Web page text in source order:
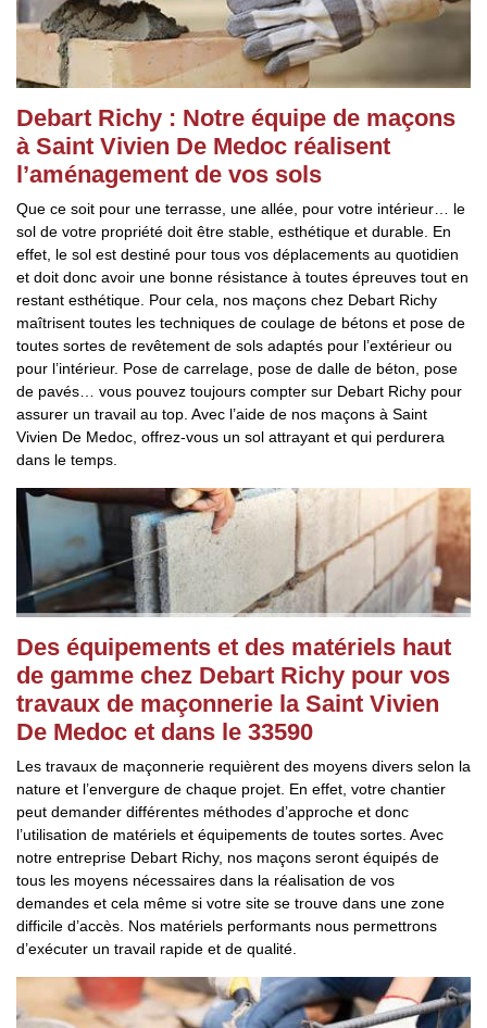
Debart Richy : Notre équipe de maçons
à Saint Vivien De Medoc réalisent
l’aménagement de vos sols
Que ce soit pour une terrasse, une allée, pour votre intérieur… le
sol de votre propriété doit être stable, esthétique et durable. En
effet, le sol est destiné pour tous vos déplacements au quotidien
et doit donc avoir une bonne résistance à toutes épreuves tout en
restant esthétique. Pour cela, nos maçons chez Debart Richy
maîtrisent toutes les techniques de coulage de bétons et pose de
toutes sortes de revêtement de sols adaptés pour l’extérieur ou
pour l’intérieur. Pose de carrelage, pose de dalle de béton, pose
de pavés… vous pouvez toujours compter sur Debart Richy pour
assurer un travail au top. Avec l’aide de nos maçons à Saint
Vivien De Medoc, offrez-vous un sol attrayant et qui perdurera
dans le temps.
Des équipements et des matériels haut
de gamme chez Debart Richy pour vos
travaux de maçonnerie la Saint Vivien
De Medoc et dans le 33590
Les travaux de maçonnerie requièrent des moyens divers selon la
nature et l’envergure de chaque projet. En effet, votre chantier
peut demander différentes méthodes d’approche et donc
l’utilisation de matériels et équipements de toutes sortes. Avec
notre entreprise Debart Richy, nos maçons seront équipés de
tous les moyens nécessaires dans la réalisation de vos
demandes et cela même si votre site se trouve dans une zone
difficile d’accès. Nos matériels performants nous permettrons
d’exécuter un travail rapide et de qualité.